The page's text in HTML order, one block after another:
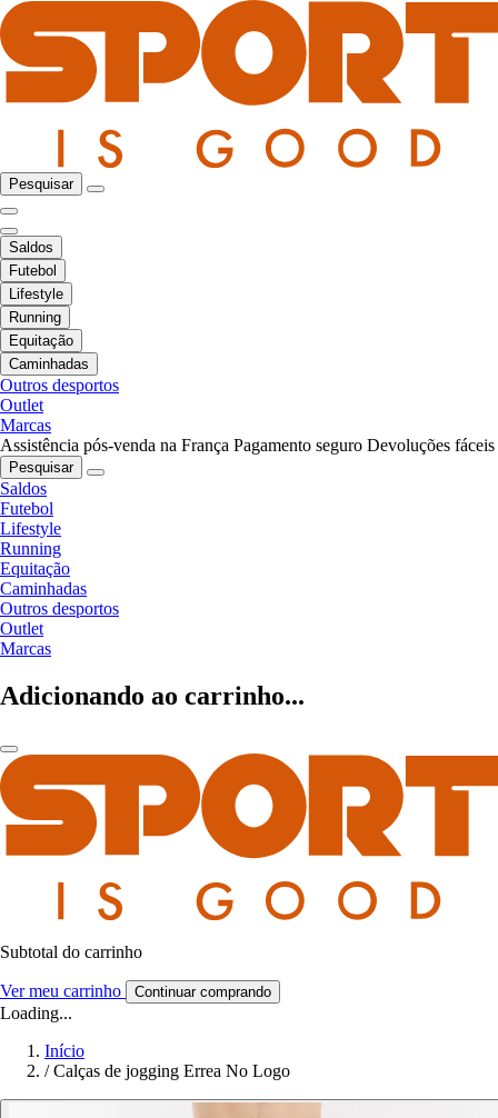
Pesquisar
Saldos
Futebol
Lifestyle
Running
Equitação
Caminhadas
Outros desportos
Outlet
Marcas
Assistência pós-venda na França Pagamento seguro Devoluções fáceis
Pesquisar
Saldos
Futebol
Lifestyle
Running
Equitação
Caminhadas
Outros desportos
Outlet
Marcas
Adicionando ao carrinho...
Subtotal do carrinho
Ver meu carrinho Continuar comprando
Loading...
Início
/ Calças de jogging Errea No Logo